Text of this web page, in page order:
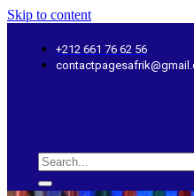
Skip to content
+212 661 76 62 56